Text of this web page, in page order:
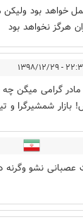
خواهد بود ولیکن
هرگز نخواهد بود
- ۱۳۹۸/۱۲/۲۹
گرامی میگن چه
شمشیرگرا و
نشو وگرنه